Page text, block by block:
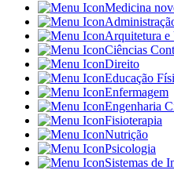
Medicina
Arquitetura e
Ciências
Direito
Educação
Enfermagem
Engenharia
Fisioterapia
Nutrição
Psicologia
Sistemas de